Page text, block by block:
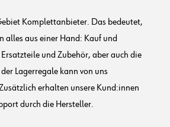
Komplettanbieter. Das bedeutet,
alles aus einer Hand: Kauf und
und Zubehör, aber auch die
Lagerregale kann von uns
erhalten unsere Kund:innen
durch die Hersteller.